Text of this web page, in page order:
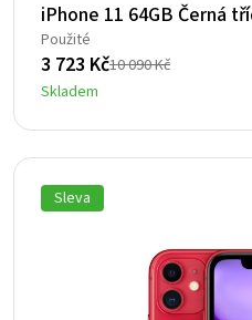
iPhone 11 64GB Černá
Použité
10 090Kč
Původní
cena
byla:
10
090 Kč.
3 723 Kč
Aktuální
cena
je:
3
723 Kč.
Skladem
Sleva